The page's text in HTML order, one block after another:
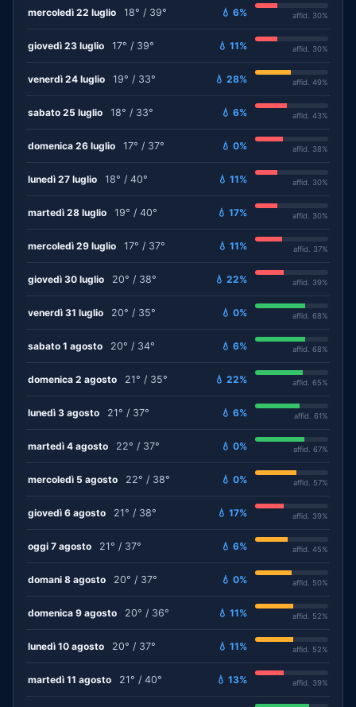
mercoledì 22 luglio 18° / 39° 💧 6% affid. 30%
giovedì 23 luglio 17° / 39° 💧 11% affid. 30%
venerdì 24 luglio 19° / 33° 💧 28% affid. 49%
sabato 25 luglio 18° / 33° 💧 6% affid. 43%
domenica 26 luglio 17° / 37° 💧 0% affid. 38%
lunedì 27 luglio 18° / 40° 💧 11% affid. 30%
martedì 28 luglio 19° / 40° 💧 17% affid. 30%
mercoledì 29 luglio 17° / 37° 💧 11% affid. 37%
giovedì 30 luglio 20° / 38° 💧 22% affid. 39%
venerdì 31 luglio 20° / 35° 💧 0% affid. 68%
sabato 1 agosto 20° / 34° 💧 6% affid. 68%
domenica 2 agosto 21° / 35° 💧 22% affid. 65%
lunedì 3 agosto 21° / 37° 💧 6% affid. 61%
martedì 4 agosto 22° / 37° 💧 0% affid. 67%
mercoledì 5 agosto 22° / 38° 💧 0% affid. 57%
giovedì 6 agosto 21° / 38° 💧 17% affid. 39%
oggi 7 agosto 21° / 37° 💧 6% affid. 45%
domani 8 agosto 20° / 37° 💧 0% affid. 50%
domenica 9 agosto 20° / 36° 💧 11% affid. 52%
lunedì 10 agosto 20° / 37° 💧 11% affid. 52%
martedì 11 agosto 21° / 40° 💧 13% affid. 39%